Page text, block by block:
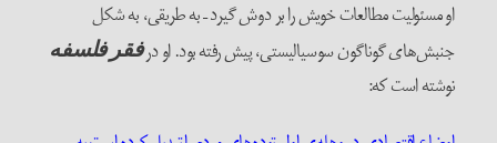
او مسئولیت مطالعات خویش را بر دوش گیرد – به طریقی، به شکل
جنبش‌های گوناگون سوسیالیستی، پیش رفته بود. او در فقرفلسفه‌
نوشته است که: